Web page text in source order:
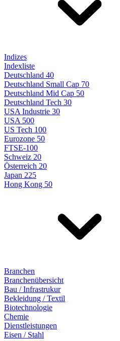
Indizes
Indexliste
Deutschland 40
Deutschland Small Cap 70
Deutschland Mid Cap 50
Deutschland Tech 30
USA Industrie 30
USA 500
US Tech 100
Eurozone 50
FTSE-100
Schweiz 20
Österreich 20
Japan 225
Hong Kong 50
Branchen
Branchenübersicht
Bau / Infrastrukur
Bekleidung / Textil
Biotechnologie
Chemie
Dienstleistungen
Eisen / Stahl